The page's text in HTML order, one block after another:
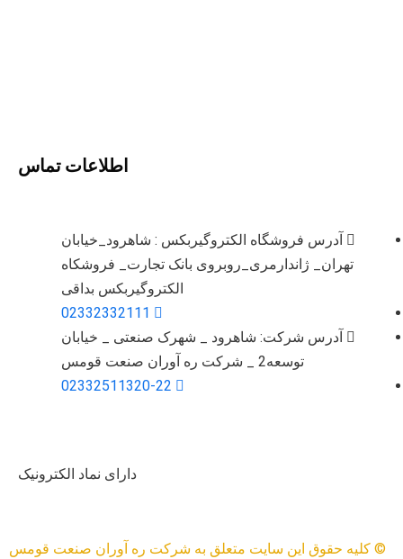
اطلاعات تماس
آدرس فروشگاه الکتروگیربکس : شاهرود_خیابان
تهران_ ژاندارمری_روبروی بانک تجارت_ فروشکاه
الکتروگیربکس بداقی
02332332111
آدرس شرکت: شاهرود _ شهرک صنعتی _ خیابان
توسعه2 _ شرکت ره آوران صنعت قومس
02332511320-22
دارای نماد الکترونیک
© کلیه حقوق این سایت متعلق به شرکت ره آوران صنعت قومس